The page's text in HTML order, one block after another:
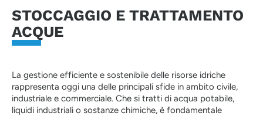
STOCCAGGIO E TRATTAMENTO
ACQUE
La gestione efficiente e sostenibile delle risorse idriche
rappresenta oggi una delle principali sfide in ambito civile,
industriale e commerciale. Che si tratti di acqua potabile,
liquidi industriali o sostanze chimiche, è fondamentale